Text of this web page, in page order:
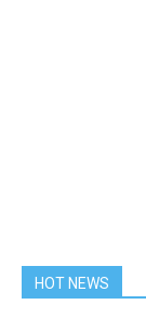
HOT NEWS